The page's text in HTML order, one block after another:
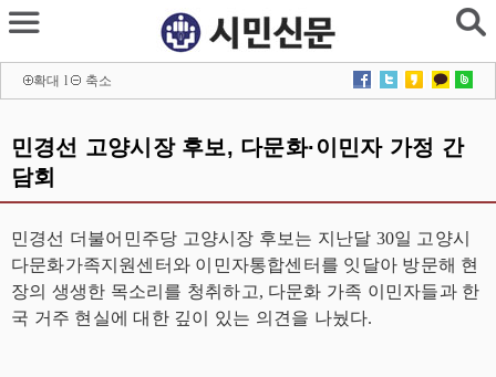
확대 l 축소
민경선 고양시장 후보, 다문화·이민자 가정 간
담회
민경선 더불어민주당 고양시장 후보는 지난달 30일 고양시
다문화가족지원센터와 이민자통합센터를 잇달아 방문해 현
장의 생생한 목소리를 청취하고, 다문화 가족 이민자들과 한
국 거주 현실에 대한 깊이 있는 의견을 나눴다.